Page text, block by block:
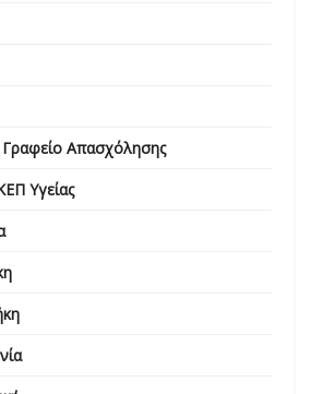
Γραφείο Απασχόλησης
Υγείας